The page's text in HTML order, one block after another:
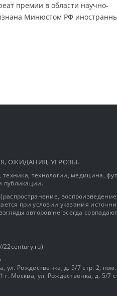
премии в области научно-
Минюстом РФ
ОЖИДАНИЯ, УГРОЗЫ.
технологии, медицина,
публикации.
при условии указания
авторов не всегда
22century.ru)
ул. Рождественка, д. 5/7 стр. 2,
Москва, ул. Рождественка, д. 5/7